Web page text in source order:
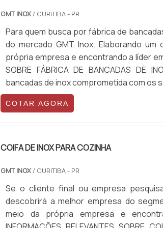
GMT INOX/ CURITIBA - PR
Para quem busca por fábrica de
do mercado GMT Inox. Elaborando
própria empresa e encontrando a líder em
SOBRE FÁBRICA DE BANCADAS DE
bancadas de inox comprometida com
da GMT Inox. Com grande know-how
conjunto de paralelas, oferecendo o que
cliente.Ainda com uma visão analítica
qualidade e precisão,
diferentes de demonstrar
atuação. Abaixo os motivos pelos quais
precisar de fábricas de bancadas
Profissionais altamente capacitados e
durante as 24 horas do dia;
COTAR AGORA
COIFA DE INOX PARA COZINHA
GMT INOX/ CURITIBA - PR
Se o cliente final ou empresa
descobrirá a melhor empresa do
meio da própria empresa e